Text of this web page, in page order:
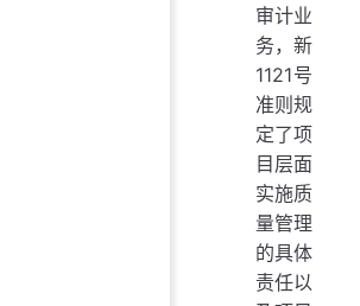
审计业
务，新
1121号
准则规
定了项
目层面
实施质
量管理
的具体
责任以